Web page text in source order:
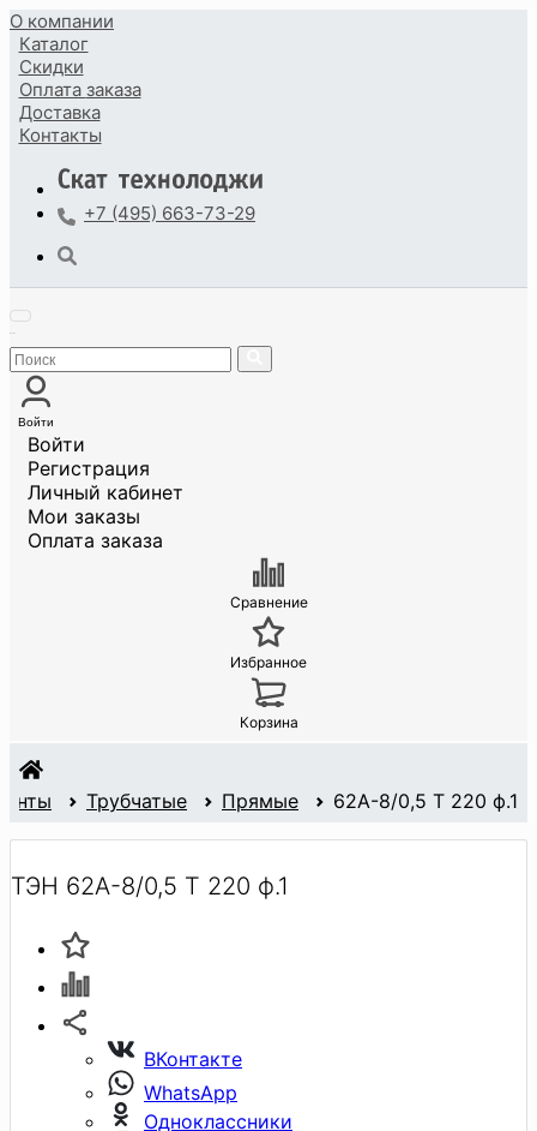
О компании
Каталог
Скидки
Оплата заказа
Доставка
Контакты
+7 (495) 663-73-29
Войти
Войти
Регистрация
Личный кабинет
Мои заказы
Оплата заказа
Сравнение
Избранное
Корзина
Трубчатые Прямые 62А-8/0,5 Т 220 ф.1
ТЭН 62А-8/0,5 Т 220 ф.1
ВКонтакте
WhatsApp
Одноклассники